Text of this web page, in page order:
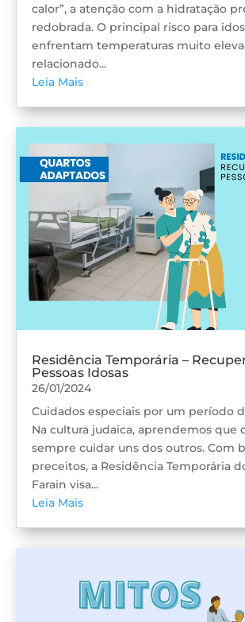
calor”, a atenção com a hidratação
redobrada. O principal risco para
enfrentam temperaturas muito
relacionado...
Leia Mais
Residência Temporária –
Pessoas Idosas
26/01/2024
Cuidados especiais por um período
Na cultura judaica, aprendemos que
sempre cuidar uns dos outros. Com
preceitos, a Residência Temporária
Farain visa...
Leia Mais